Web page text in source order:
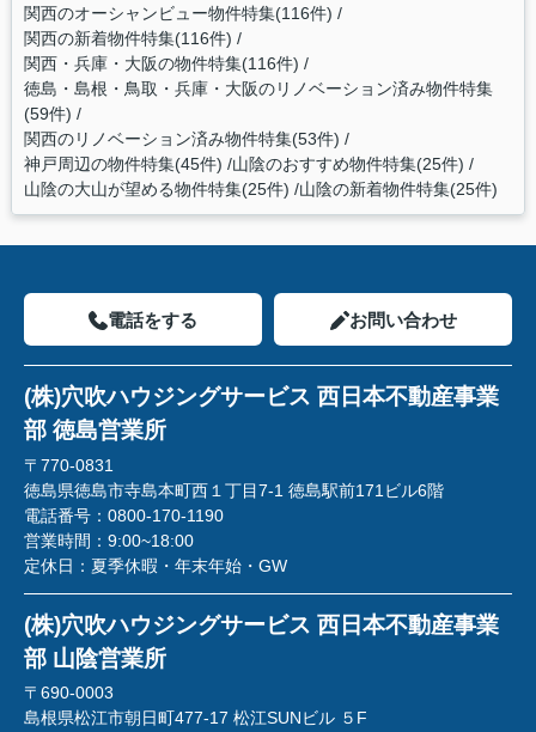
関西のオーシャンビュー物件特集(116件)
関西の新着物件特集(116件)
関西・兵庫・大阪の物件特集(116件)
徳島・島根・鳥取・兵庫・大阪のリノベーション済み物件特集
(59件)
関西のリノベーション済み物件特集(53件)
神戸周辺の物件特集(45件) 山陰のおすすめ物件特集(25件)
山陰の大山が望める物件特集(25件) 山陰の新着物件特集(25件)
電話をする お問い合わせ
(株)穴吹ハウジングサービス 西日本不動産事業
部 徳島営業所
〒770-0831
徳島県徳島市寺島本町西１丁目7-1 徳島駅前171ビル6階
電話番号： 0800-170-1190
営業時間： 9:00~18:00
定休日： 夏季休暇・年末年始・GW
(株)穴吹ハウジングサービス 西日本不動産事業
部 山陰営業所
〒690-0003
島根県松江市朝日町477-17 松江SUNビル ５F